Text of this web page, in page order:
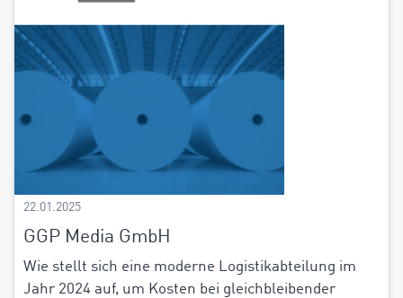
22.01.2025
GGP Media GmbH
Wie stellt sich eine moderne Logistikabteilung im
Jahr 2024 auf, um Kosten bei gleichbleibender